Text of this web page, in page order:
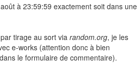
à 23:59:59 exactement soit dans une
tirage au sort via random.org, je les
e-works (attention donc à bien
le formulaire de commentaire).